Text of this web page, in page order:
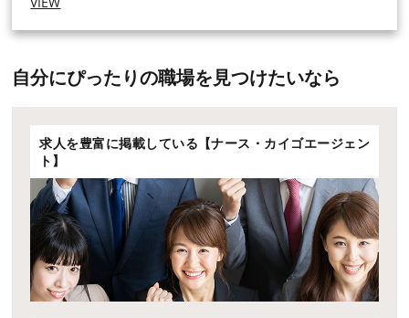
自分にぴったりの職場を見つけたいなら
求人を豊富に掲載している【ナース・カイゴエージェン
ト】